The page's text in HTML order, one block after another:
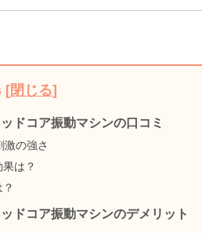
[閉じる]
ドコア振動マシンの口コミ
激の強さ
は？
ドコア振動マシンのデメリット